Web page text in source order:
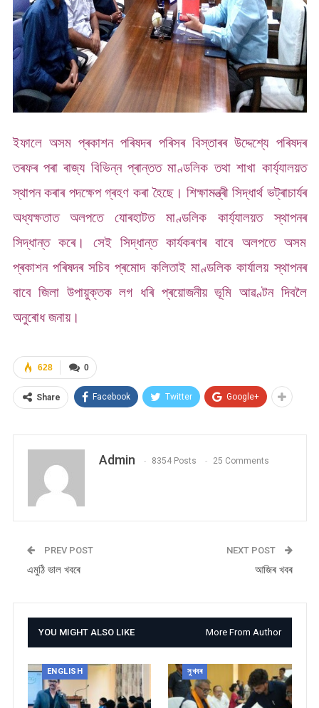
ইফালে অসম প্ৰকাশন পৰিষদৰ পৰিসৰ বিস্তাৰৰ উদ্দেশ্যে পৰিষদৰ
তৰফৰ পৰা ৰাজ্য বিভিন্ন প্ৰান্তত মাণ্ডলিক তথা শাখা কাৰ্য্যালয়ত
স্থাপন কৰাৰ পদক্ষেপ গ্ৰহণ কৰা হৈছে। শিক্ষামন্ত্ৰী সিদ্ধাৰ্থ ভট্ৰাচাৰ্যৰ
অধ্যক্ষতাত অলপতে যোৰহাটত মাণ্ডলিক কাৰ্য্যালয়ত স্থাপনৰ
সিদ্ধান্ত কৰে। সেই সিদ্ধান্ত কাৰ্যকৰণৰ বাবে অলপতে অসম
প্ৰকাশন পৰিষদৰ সচিব প্ৰমোদ কলিতাই মাণ্ডলিক কাৰ্যালয় স্থাপনৰ
বাবে জিলা উপায়ুক্তক লগ ধৰি প্ৰয়োজনীয় ভূমি আৱণ্টন দিবলৈ
অনুৰোধ জনায়।
0
628
Share Facebook Twitter Google+
Admin 8354 Posts 25 Comments
PREV POST
এমুঠি ভাল খবৰে
NEXT POST
আজিৰ খবৰ
YOU MIGHT ALSO LIKE More From Author
ENGLISH সুখবৰ